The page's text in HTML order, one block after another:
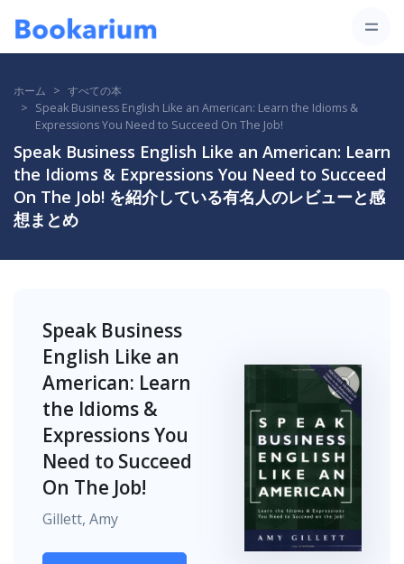
ホーム
すべての本
Speak Business English Like an American: Learn the Idioms &
Expressions You Need to Succeed On The Job!
Speak Business English Like an American: Learn
the Idioms & Expressions You Need to Succeed
On The Job! を紹介している有名人のレビューと感
想まとめ
Speak Business
English Like an
American: Learn
the Idioms &
Expressions You
Need to Succeed
On The Job!
Gillett, Amy